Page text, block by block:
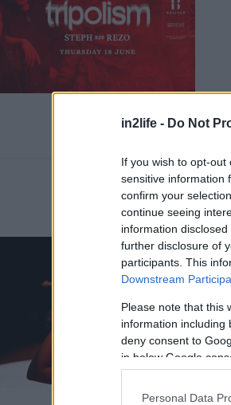
in2life - Do Not
If you wish to opt-
sensitive information
confirm your
continue seeing
information
further disclosure of
participants. This
Downstream
Please note that this
information including
deny consent to
in below Google
Personal Data
Αναζήτηση